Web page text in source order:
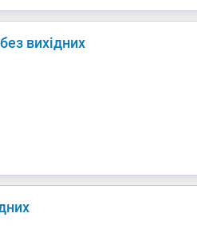
вихідних